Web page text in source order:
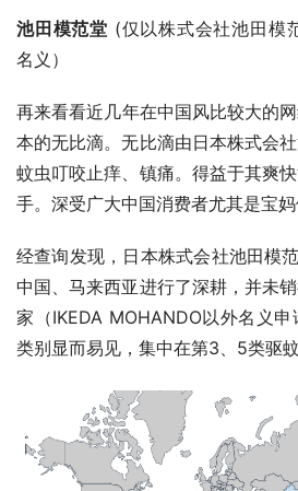
池田模范堂 (仅以株式会社池田模
名义）
再来看看近几年在中国风比较大的
本的无比滴。无比滴由日本株式会
蚊虫叮咬止痒、镇痛。得益于其爽
手。深受广大中国消费者尤其是宝妈
经查询发现，日本株式会社池田模
中国、马来西亚进行了深耕，并未
家（IKEDA MOHANDO以外名义
类别显而易见，集中在第3、5类驱蚊